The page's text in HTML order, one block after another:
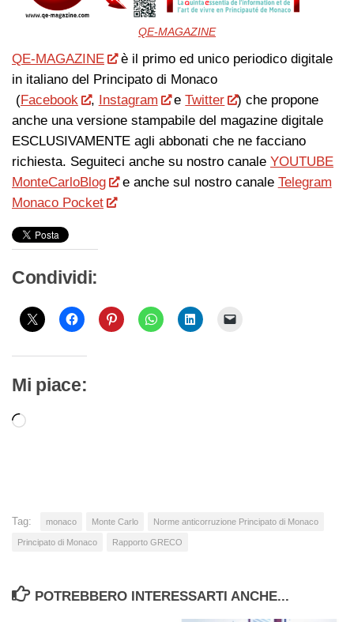
QE-MAGAZINE
QE-MAGAZINE
è il primo ed unico periodico digitale
in italiano del Principato di Monaco
(Facebook , Instagram eTwitter
) che propone
anche una versione stampabile del magazine digitale
ESCLUSIVAMENTE agli abbonati che ne facciano
richiesta. Seguiteci anche su nostro canale YOUTUBE
MonteCarloBlog
e anche sul nostro canale Telegram
Monaco Pocket
Condividi:
Mi piace:
Caricamento
Tag: monaco Monte Carlo Norme anticorruzione Principato di Monaco
Principato di Monaco Rapporto GRECO
POTREBBERO INTERESSARTI ANCHE...